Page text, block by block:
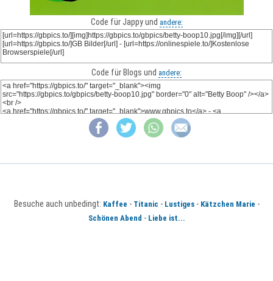
Code für Jappy und andere:
Code für Blogs und andere:
Besuche auch unbedingt: Kaffee - Titanic - Lustiges- Kätzchen Marie -
Schönen Abend - Liebe ist...